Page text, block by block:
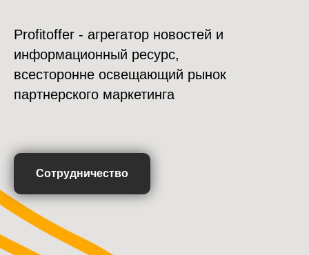
Profitoffer - агрегатор новостей и
информационный ресурс,
всесторонне освещающий рынок
партнерского маркетинга
Сотрудничество